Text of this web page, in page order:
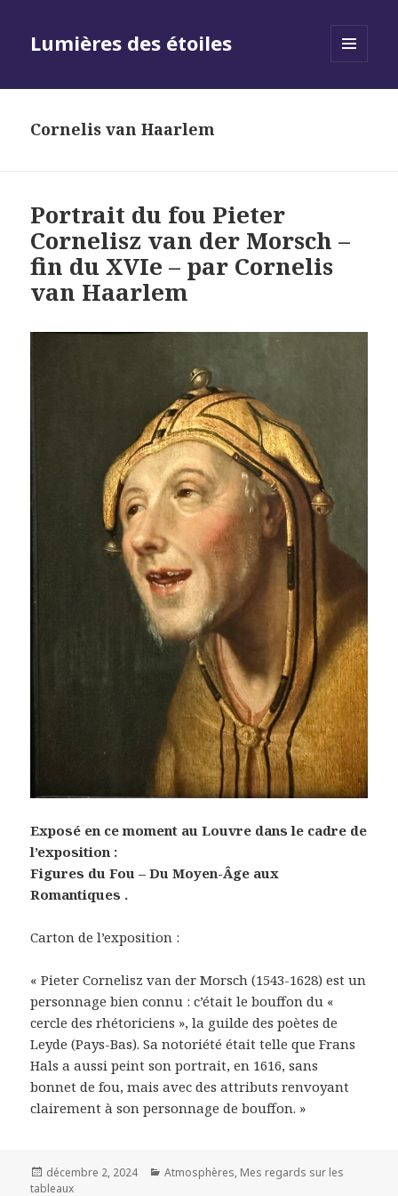
Lumières des étoiles
Cornelis van Haarlem
Portrait du fou Pieter
Cornelisz van der Morsch –
fin du XVIe – par Cornelis
van Haarlem
Exposé en ce moment au Louvre dans le cadre de
l’exposition :
Figures du Fou – Du Moyen-Âge aux
Romantiques .
Carton de l’exposition :
« Pieter Cornelisz van der Morsch (1543-1628) est un
personnage bien connu : c’était le bouffon du «
cercle des rhétoriciens », la guilde des poètes de
Leyde (Pays-Bas). Sa notoriété était telle que Frans
Hals a aussi peint son portrait, en 1616, sans
bonnet de fou, mais avec des attributs renvoyant
clairement à son personnage de bouffon. »
Posted
on
décembre 2, 2024 Categories
Atmosphères, Mes regards sur les
tableaux